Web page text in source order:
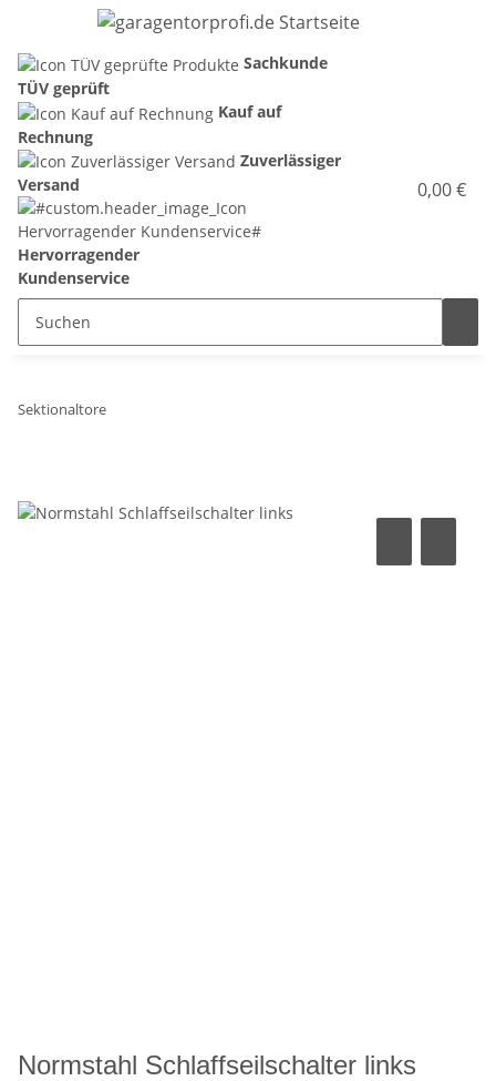
Sachkunde
TÜV geprüft
Kauf auf
Rechnung
Zuverlässiger
Versand
Hervorragender
Kundenservice
0,00 €
Sektionaltore
Normstahl Schlaffseilschalter links